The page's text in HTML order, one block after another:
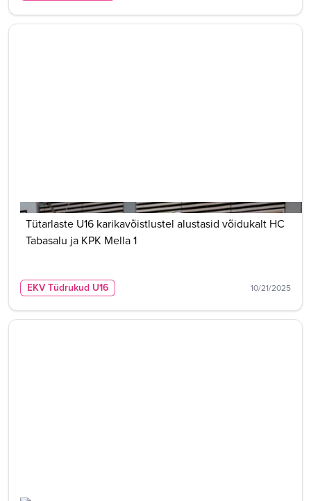
Tütarlaste U16 karikavõistlustel alustasid võidukalt HC
Tabasalu ja KPK Mella 1
EKV Tüdrukud U16 10/21/2025